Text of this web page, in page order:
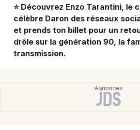
Foires & salons
Spectacles
Concerts
Montpellier
Nantes
Nice
⭐ Découvrez Enzo Tarantini, le
célèbre Daron des réseaux
et prends ton billet pour un
drôle sur la génération 90, la
transmission.